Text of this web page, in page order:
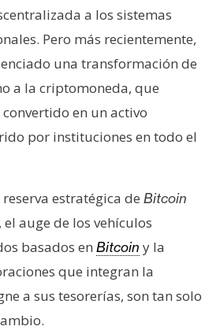
a los sistemas
Pero más recientemente,
una transformación de
a la criptomoneda, que
en un activo
por instituciones en todo el
estratégica de Bitcoin
auge de los vehículos
basados en Bitcoin y la
que integran la
a sus tesorerías, son tan solo